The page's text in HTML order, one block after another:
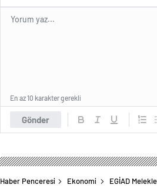
Gönder
En az 10 karakter gerekli
Haber Penceresi Ekonomi EGİAD